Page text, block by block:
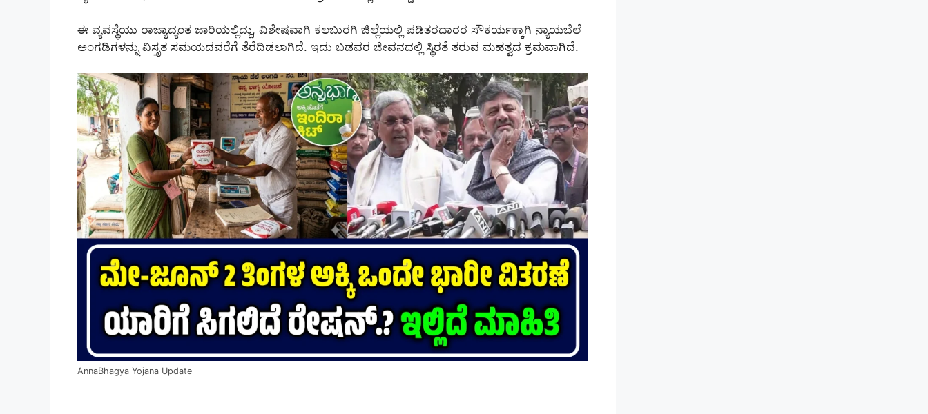
ಈ ವ್ಯವಸ್ಥೆಯು ರಾಜ್ಯಾದ್ಯಂತ ಜಾರಿಯಲ್ಲಿದ್ದು, ವಿಶೇಷವಾಗಿ ಕಲಬುರಗಿ ಜಿಲ್ಲೆಯಲ್ಲಿ ಪಡಿತರದಾರರ ಸೌಕರ್ಯಕ್ಕಾಗಿ ನ್ಯಾಯಬೆಲೆ
ಅಂಗಡಿಗಳನ್ನು ವಿಸ್ತೃತ ಸಮಯದವರೆಗೆ ತೆರೆದಿಡಲಾಗಿದೆ. ಇದು ಬಡವರ ಜೀವನದಲ್ಲಿ ಸ್ಥಿರತೆ ತರುವ ಮಹತ್ವದ ಕ್ರಮವಾಗಿದೆ.
AnnaBhagya Yojana Update